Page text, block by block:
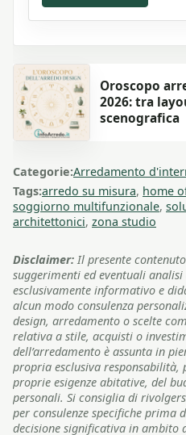
Oroscopo
2026: tra
scenografica
Categorie:Arredamento
Tags:arredo su misura, home
soggiorno multifunzionale,
architettonici, zona studio
Disclaimer: Il presente
suggerimenti ed eventuali
esclusivamente informativo e
alcun modo consulenza
design, arredamento o scelte
relativa a stile, acquisti o
dell’arredamento è assunta in
propria esclusiva
proprie esigenze abitative, del
personali. Si consiglia di
per consulenze specifiche prima
decisione significativa in ambito